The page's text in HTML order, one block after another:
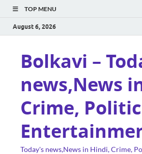
TOP MENU
August 6, 2026
Bolkavi –
news,News
Crime,
Today's news,News in Hindi, Crime,